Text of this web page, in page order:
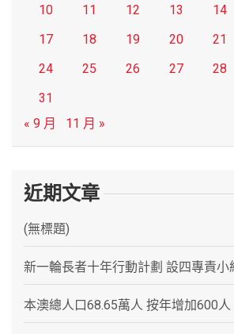
10 11 12 13 14
17
18 19 20 21
24
25 26 27 28
31
« 9 月
11 月 »
近期文章
(無標題)
新一輪長者十年行動計劃 設四專責小
本澳總人口68.65萬人 按年增加600人